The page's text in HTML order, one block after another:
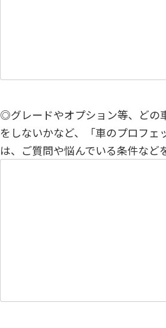
◎グレードやオプション等、どの
をしないかなど、「車のプロフ
は、ご質問や悩んでいる条件など